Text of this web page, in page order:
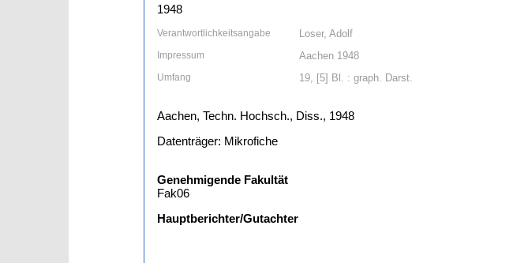
1948
Verantwortlichkeitsangabe Loser, Adolf
Impressum Aachen 1948
Umfang 19, [5] Bl. : graph. Darst.
Aachen, Techn. Hochsch., Diss., 1948
Datenträger: Mikrofiche
Genehmigende Fakultät
Fak06
Hauptberichter/Gutachter